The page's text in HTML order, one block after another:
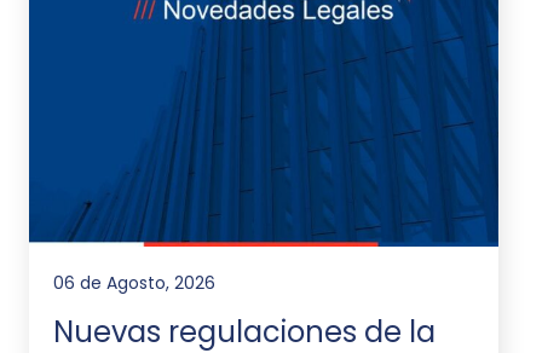
06 de Agosto, 2026
Nuevas regulaciones de la